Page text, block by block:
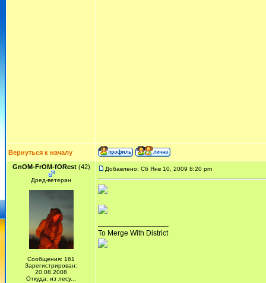
Вернуться к началу
GnOM-FrOM-fORest(42)
Дред-ветеран
Сообщения: 161
Зарегистрирован:
20.08.2008
Откуда: из лесу...
Добавлено: Сб Янв 10, 2009 8:20 pm
To Merge With District